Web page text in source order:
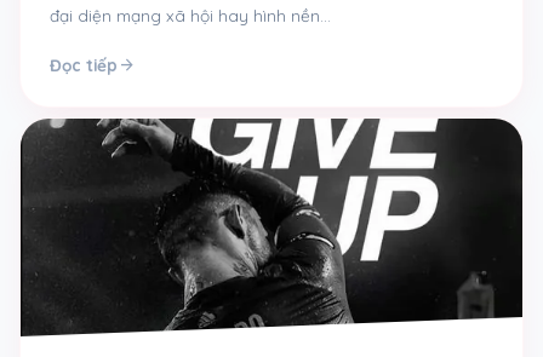
đại diện mạng xã hội hay hình nền…
Đọc tiếp arrow_forward